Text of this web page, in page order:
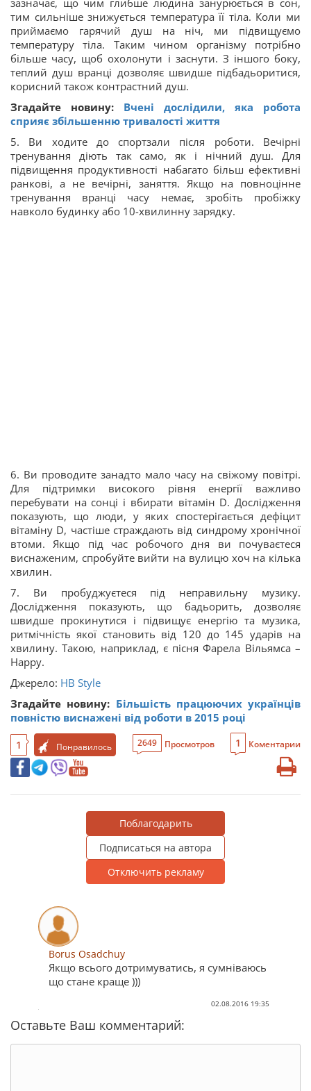
зазначає, що чим глибше людина занурюється в сон,
тим сильніше знижується температура її тіла. Коли ми
приймаємо гарячий душ на ніч, ми підвищуємо
температуру тіла. Таким чином організму потрібно
більше часу, щоб охолонути і заснути. З іншого боку,
теплий душ вранці дозволяє швидше підбадьоритися,
корисний також контрастний душ.
Згадайте новину: Вчені дослідили, яка робота
сприяє збiльшенню тривалостi життя
5. Ви ходите до спортзали після роботи. Вечірні
тренування діють так само, як і нічний душ. Для
підвищення продуктивності набагато більш ефективні
ранкові, а не вечірні, заняття. Якщо на повноцінне
тренування вранці часу немає, зробіть пробіжку
навколо будинку або 10-хвилинну зарядку.
6. Ви проводите занадто мало часу на свіжому повітрі.
Для підтримки високого рівня енергії важливо
перебувати на сонці і вбирати вітамін D. Дослідження
показують, що люди, у яких спостерігається дефіцит
вітаміну D, частіше страждають від синдрому хронічної
втоми. Якщо під час робочого дня ви почуваєтеся
виснаженим, спробуйте вийти на вулицю хоч на кілька
хвилин.
7. Ви пробуджуєтеся під неправильну музику.
Дослідження показують, що бадьорить, дозволяє
швидше прокинутися і підвищує енергію та музика,
ритмічність якої становить від 120 до 145 ударів на
хвилину. Такою, наприклад, є пісня Фарела Вільямса –
Happy.
Джерело: НВ Style
Згадайте новину: Більшість працюючих українців
повністю виснажені від роботи в 2015 році
1 Понравилось 2649 Просмотров 1 Коментарии
Поблагодарить
Подписаться на автора
Отключить рекламу
Borus Osadchuy
Якщо всього дотримуватись, я сумніваюсь
що стане краще )))
02.08.2016 19:35
Оставьте Ваш комментарий: